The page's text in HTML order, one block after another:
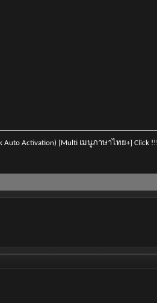
Auto Activation) [Multi เมนูภาษาไทย+] Click